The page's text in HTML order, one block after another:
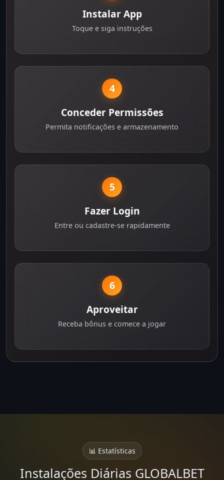
Instalar App
Toque e siga instruções
4
Conceder Permissões
Permita notificações e armazenamento
5
Fazer Login
Entre ou cadastre-se rapidamente
6
Aproveitar
Receba bônus e comece a jogar
📊 Estatísticas
Instalações Diárias GLOBALBET